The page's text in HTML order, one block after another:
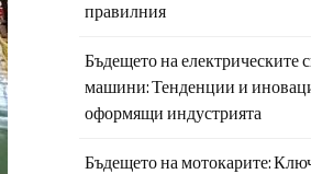
правилния
Бъдещето на електрическите
машини: Тенденции и
оформящи индустрията
Бъдещето на мотокарите: